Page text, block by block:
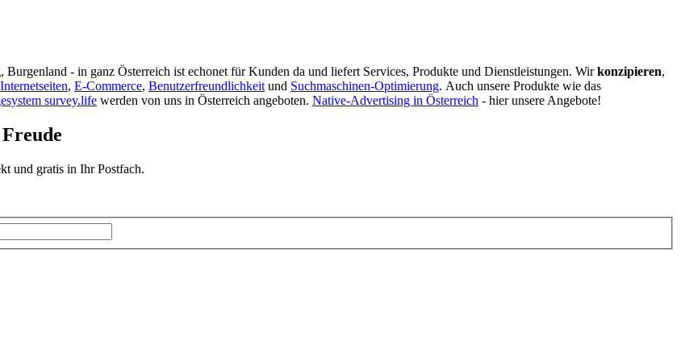
- in ganz Österreich ist echonet für Kunden da und liefert Services, Produkte und Dienstleistungen. Wirkonzipieren,
, E-Commerce, Benutzerfreundlichkeit und Suchmaschinen-Optimierung. Auch unsere Produkte wie das
survey.life werden von uns in Österreich angeboten. Native-Advertising in Österreich - hier unsere Angebote!
und gratis in Ihr Postfach.